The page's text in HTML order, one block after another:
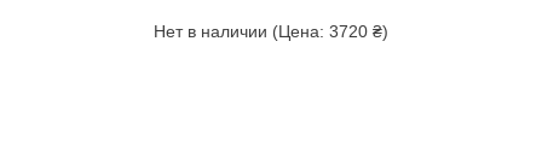
Нет в наличии (Цена: 3720 ₴)